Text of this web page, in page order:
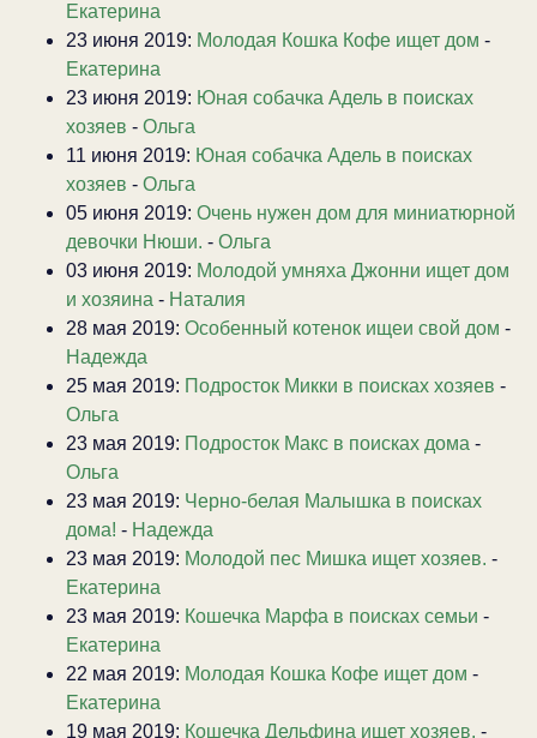
Екатерина
23 июня 2019: Молодая Кошка Кофе ищет дом -
Екатерина
23 июня 2019: Юная собачка Адель в поисках
хозяев - Ольга
11 июня 2019: Юная собачка Адель в поисках
хозяев - Ольга
05 июня 2019: Очень нужен дом для миниатюрной
девочки Нюши. - Ольга
03 июня 2019: Молодой умняха Джонни ищет дом
и хозяина - Наталия
28 мая 2019: Особенный котенок ищеи свой дом -
Надежда
25 мая 2019: Подросток Микки в поисках хозяев -
Ольга
23 мая 2019: Подросток Макс в поисках дома -
Ольга
23 мая 2019: Черно-белая Малышка в поисках
дома! - Надежда
23 мая 2019: Молодой пес Мишка ищет хозяев. -
Екатерина
23 мая 2019: Кошечка Марфа в поисках семьи -
Екатерина
22 мая 2019: Молодая Кошка Кофе ищет дом -
Екатерина
19 мая 2019: Кошечка Дельфина ищет хозяев. -